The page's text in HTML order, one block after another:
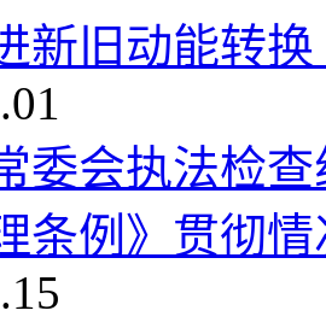
新旧动能转
委会执法检
条例》贯彻